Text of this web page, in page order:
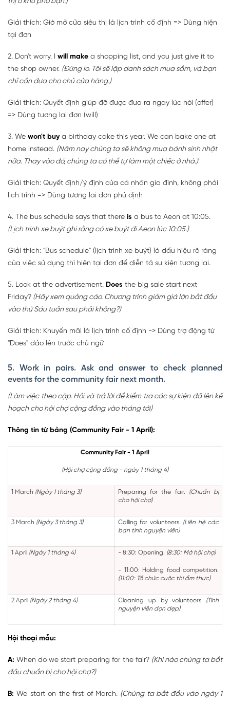
Giải thích: Giờ mở cửa siêu thị là lịch trình cố định => Dùng hiện
tại đơn
2. Don't worry. I will make a shopping list, and you just give it to
the shop owner. (Đừng lo. Tôi sẽ lập danh sách mua sắm, và bạn
chỉ cần đưa cho chủ cửa hàng.)
Giải thích: Quyết định giúp đỡ được đưa ra ngay lúc nói (offer)
=> Dùng tương lai đơn (will)
3. We won't buya birthday cake this year. We can bake one at
home instead. (Năm nay chúng ta sẽ không mua bánh sinh nhật
nữa. Thay vào đó, chúng ta có thể tự làm một chiếc ở nhà.)
Giải thích: Quyết định/ý định của cá nhân gia đình, không phải
lịch trình => Dùng tương lai đơn phủ định
4. The bus schedule says that there is a bus to Aeon at 10:05.
(Lịch trình xe buýt ghi rằng có xe buýt đi Aeon lúc 10:05.)
Giải thích: "Bus schedule" (lịch trình xe buýt) là dấu hiệu rõ ràng
của việc sử dụng thì hiện tại đơn để diễn tả sự kiện tương lai.
5. Look at the advertisement. Does the big sale start next
Friday? (Hãy xem quảng cáo. Chương trình giảm giá lớn bắt đầu
vào thứ Sáu tuần sau phải không?)
Giải thích: Khuyến mãi là lịch trình cố định -> Dùng trợ động từ
"Does" đảo lên trước chủ ngữ
5. Work in pairs. Ask and answer to check planned
events for the community fair next month.
(Làm việc theo cặp. Hỏi và trả lời để kiểm tra các sự kiện đã lên kế
hoạch cho hội chợ cộng đồng vào tháng tới)
Thông tin từ bảng (Community Fair - 1 April):
Community Fair - 1 April
(Hội chợ cộng đồng - ngày 1 tháng 4)
1 March (Ngày 1 tháng 3) Preparing for the fair. (Chuẩn bị
cho hội chợ)
3 March (Ngày 3 tháng 3) Calling for volunteers. (Liên hệ các
bạn tình nguyện viên)
1 April (Ngày 1 tháng 4) - 8:30: Opening. (8:30: Mở hội chợ)
- 11:00: Holding food competition.
(11:00: Tổ chức cuộc thi ẩm thực)
2 April (Ngày 2 tháng 4) Cleaning up by volunteers (Tình
nguyện viên dọn dẹp)
Hội thoại mẫu:
A: When do we start preparing for the fair? (Khi nào chúng ta bắt
đầu chuẩn bị cho hội chợ?)
B: We start on the first of March. (Chúng ta bắt đầu vào ngày 1